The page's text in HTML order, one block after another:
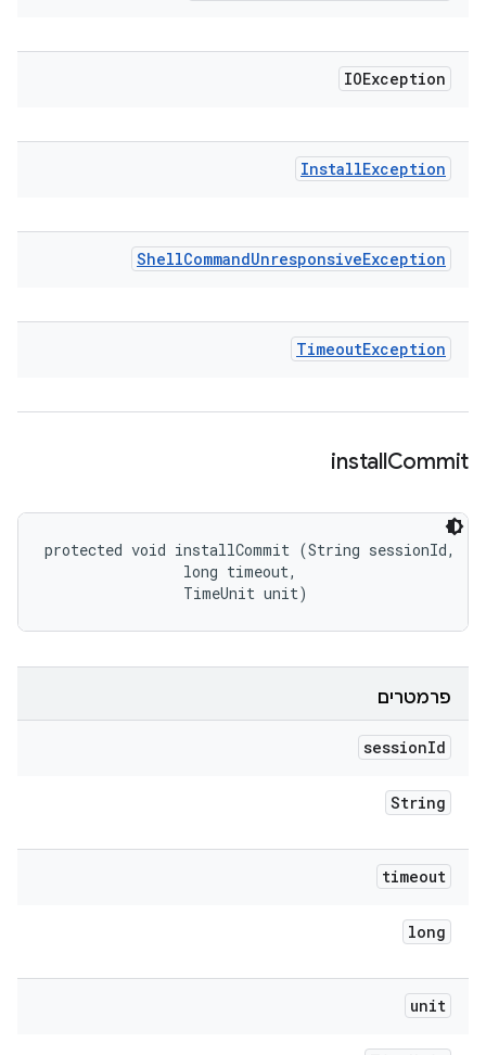
IOException
InstallException
ShellCommandUnresponsiveException
TimeoutException
installCommit
protected void installCommit (String sessionId,
                long timeout,
                TimeUnit unit)
פרמטרים
sessionId
String
timeout
long
unit